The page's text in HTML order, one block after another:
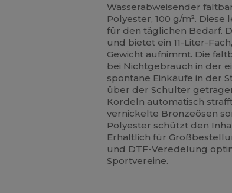
Wasserabweisender
Polyester, 100 g/m².
für den täglichen Bedarf.
und bietet ein 11-Liter-
Gewicht aufnimmt. Die
bei Nichtgebrauch in der
spontane Einkäufe in der
über der Schulter
Kordeln automatisch
vernickelte Bronzeösen
Polyester schützt den
Erhältlich für
und DTF-Veredelung
Sportvereine.